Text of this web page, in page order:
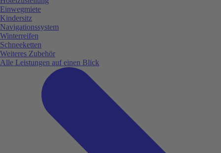
Einwegmiete
Kindersitz
Navigationssystem
Winterreifen
Schneeketten
Weiteres Zubehör
Alle Leistungen auf einen Blick